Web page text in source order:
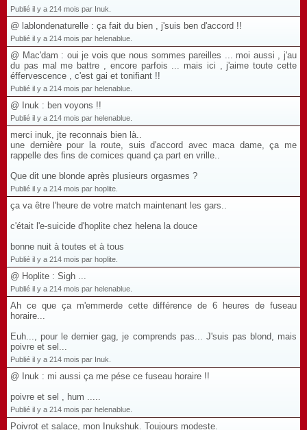
Publié il y a 214 mois par Inuk.
@ lablondenaturelle : ça fait du bien , j'suis ben d'accord !!
Publié il y a 214 mois par helenablue.
@ Mac'dam : oui je vois que nous sommes pareilles ... moi aussi , j'au
du pas mal me battre , encore parfois ... mais ici , j'aime toute cette
éffervescence , c'est gai et tonifiant !!
Publié il y a 214 mois par helenablue.
@ Inuk : ben voyons !!
Publié il y a 214 mois par helenablue.
merci inuk, jte reconnais bien là..
une dernière pour la route, suis d'accord avec maca dame, ça me
rappelle des fins de comices quand ça part en vrille..
Que dit une blonde après plusieurs orgasmes ?
Publié il y a 214 mois par hoplite.
ça va être l'heure de votre match maintenant les gars..
c'était l'e-suicide d'hoplite chez helena la douce
bonne nuit à toutes et à tous
Publié il y a 214 mois par hoplite.
@ Hoplite : Sigh ...
Publié il y a 214 mois par helenablue.
Ah ce que ça m'emmerde cette différence de 6 heures de fuseau
horaire...
Euh..., pour le dernier gag, je comprends pas... J'suis pas blond, mais
poivre et sel...
Publié il y a 214 mois par Inuk.
@ Inuk : mi aussi ça me pése ce fuseau horaire !!
poivre et sel , hum .....
Publié il y a 214 mois par helenablue.
Poivrot et salace, mon Inukshuk. Toujours modeste.